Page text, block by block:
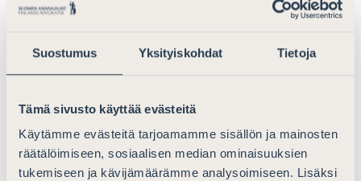
Suostumus Yksityiskohdat Tietoja
Tämä sivusto käyttää evästeitä
Käytämme evästeitä tarjoamamme sisällön ja mainosten
räätälöimiseen, sosiaalisen median ominaisuuksien
tukemiseen ja kävijämäärämme analysoimiseen. Lisäksi
tutkintavankeja useampaa yksikköön tulisi ratkaista.
Asianajajaliitto yhtyy edellä mainittuihin havaintoihin.
Alaikäisten tutkinta- ja vankeusvankipaikkojen määrää
tai nuori ei tulisi sijoitetuksi kauas kotiseudultaan
puuttuvan sijoituspaikan vuoksi. Tämä on
moniulotteinen kysymys, joka edellyttää
jatkovalmistelua.